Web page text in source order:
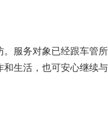
服务对象已经跟车管
生活，也可安心继续